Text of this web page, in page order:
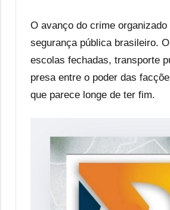
O avanço do crime
segurança pública brasileiro.
escolas fechadas, transporte
presa entre o poder das
que parece longe de ter fim.